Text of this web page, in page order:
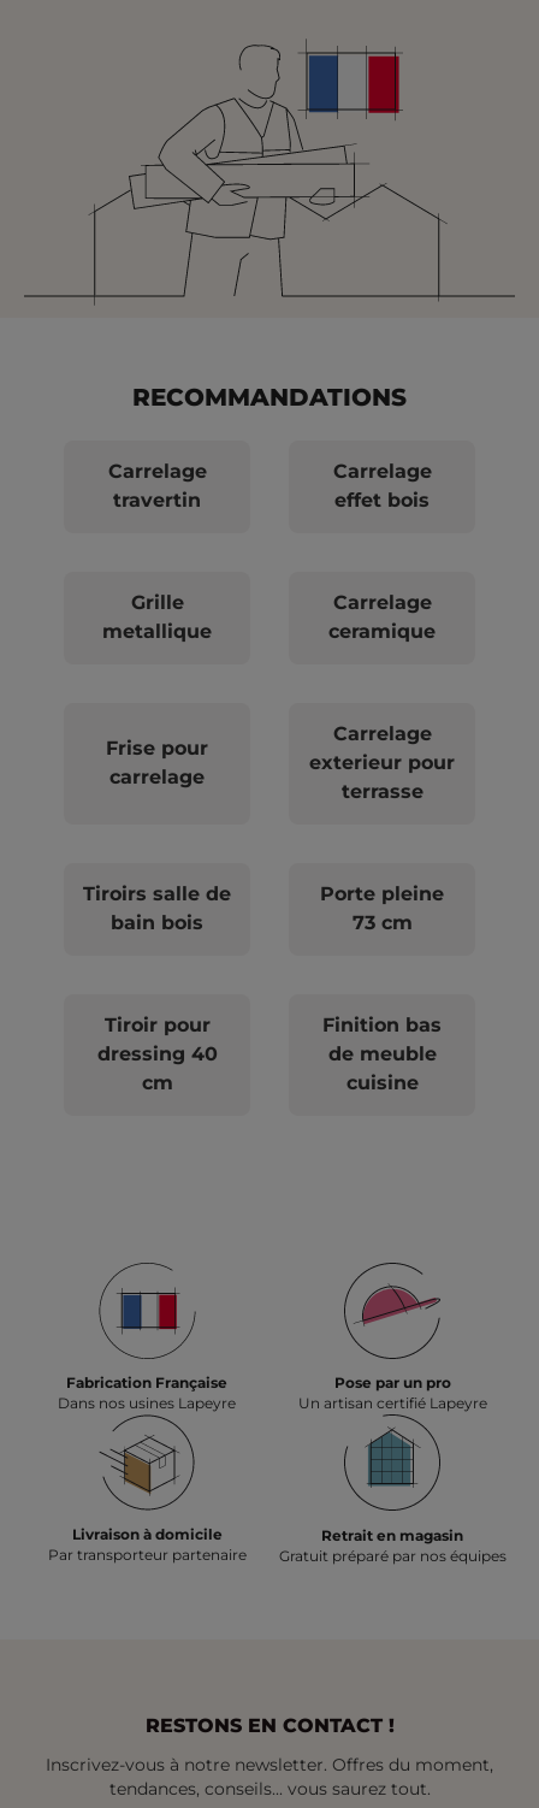
RECOMMANDATIONS
Carrelage
travertin
Carrelage
effet bois
Grille
metallique
Carrelage
ceramique
Frise pour
carrelage
Carrelage
exterieur pour
terrasse
Tiroirs salle de
bain bois
Porte pleine
73 cm
Tiroir pour
dressing 40
cm
Finition bas
de meuble
cuisine
Fabrication Française
Dans nos usines Lapeyre
Pose par un pro
Un artisan certifié Lapeyre
Livraison à domicile
Par transporteur partenaire
Retrait en magasin
Gratuit préparé par nos équipes
RESTONS EN CONTACT !
Inscrivez-vous à notre newsletter. Offres du moment,
tendances, conseils... vous saurez tout.